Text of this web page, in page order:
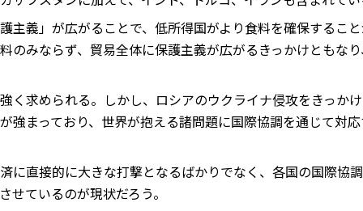
主義」が広がることで、低所得国がより食料を確保するこ
のみならず、貿易全体に保護主義が広がるきっかけともな
く求められる。しかし、ロシアのウクライナ侵攻をきっか
強まっており、世界が抱える諸問題に国際協調を通じて対
に直接的に大きな打撃となるばかりでなく、各国の国際協
ているのが現状だろう。